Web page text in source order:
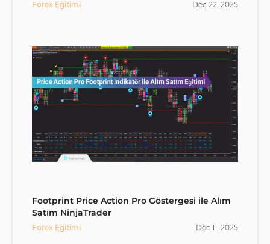
Forex Eğitimi Dec 22, 2025
Footprint Price Action Pro Göstergesi ile Alım
Satım NinjaTrader
Forex Eğitimi Dec 11, 2025